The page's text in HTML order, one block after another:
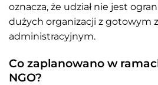
oznacza, że udział nie jest
dużych organizacji z gotowym
administracyjnym.
Co zaplanowano w
NGO?